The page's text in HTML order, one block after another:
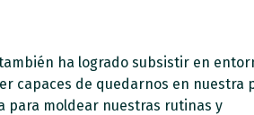
ha logrado subsistir en
capaces de quedarnos en nuestra
para moldear nuestras rutinas y